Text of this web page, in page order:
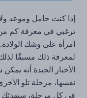
إذا كنت حامل وموعد
ترغبي في معرفة كم
امرأة على وشك
لمعرفة ذلك مسبقًا
الأخبار الجيدة أنه
نفسها، مرحلة تلو
في كل مرحلة، ستهدئك